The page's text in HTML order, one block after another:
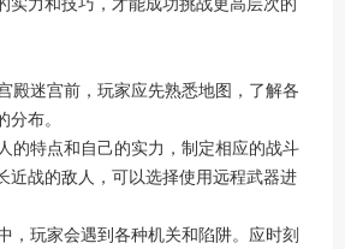
殿迷宫前，玩家应先熟悉地图，了解各
布。
的特点和自己的实力，制定相应的战斗
近战的敌人，可以选择使用远程武器进
，玩家会遇到各种机关和陷阱。应时刻